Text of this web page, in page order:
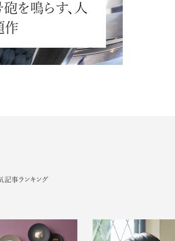
#HOTEL #ART
を鳴らす、人
作
記事ランキング